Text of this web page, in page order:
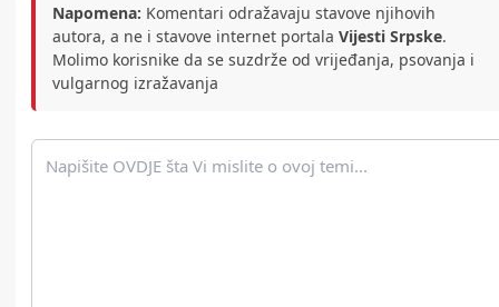
Napomena: Komentari odražavaju stavove njihovih
autora, a ne i stavove internet portala Vijesti Srpske.
Molimo korisnike da se suzdrže od vrijeđanja, psovanja i
vulgarnog izražavanja